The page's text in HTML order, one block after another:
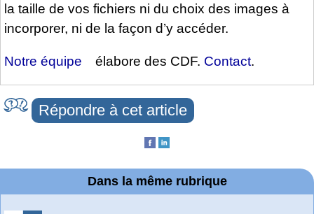
la taille de vos fichiers ni du choix des images à
incorporer, ni de la façon d’y accéder.
Notre équipe élabore des CDF. Contact.
Répondre à cet article
Dans la même rubrique